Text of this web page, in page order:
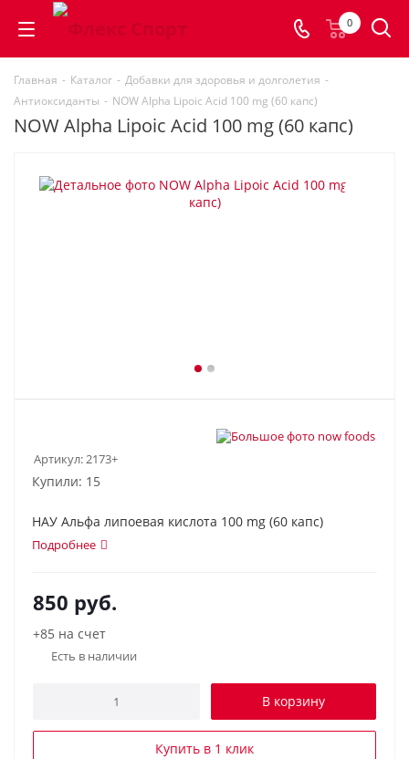
0
Главная - Каталог - Добавки для здоровья и долголетия -
Антиоксиданты - NOW Alpha Lipoic Acid 100 mg (60 капс)
NOW Alpha Lipoic Acid 100 mg (60 капс)
Артикул:2173+
Купили: 15
НАУ Альфа липоевая кислота 100 mg (60 капс)
Подробнее
850 руб.
+85 на счет
Есть в наличии
В корзину
Купить в 1 клик